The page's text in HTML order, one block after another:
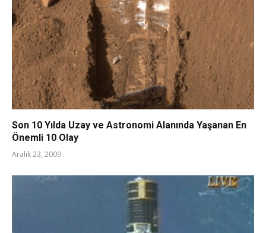
Son 10 Yılda Uzay ve Astronomi Alanında Yaşanan En
Önemli 10 Olay
Aralık 23, 2009